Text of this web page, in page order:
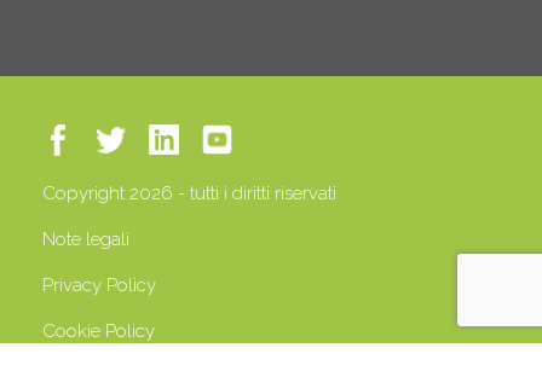
Copyright 2026 - tutti i diritti riservati
Note legali
Privacy Policy
Cookie Policy